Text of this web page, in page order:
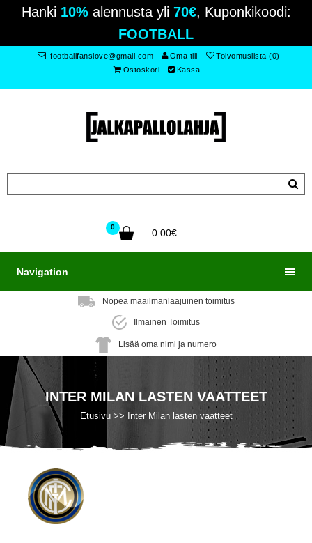
Hanki 10%alennusta yli 70€, Kuponkikoodi:
FOOTBALL
footballfanslove@gmail.com Oma tili
Toivomuslista (0)
Ostoskori
Kassa
0
0.00€
Navigation
Nopea maailmanlaajuinen toimitus
Ilmainen Toimitus
Lisää oma nimi ja numero
INTER MILAN LASTEN VAATTEET
Etusivu Inter Milan lasten vaatteet